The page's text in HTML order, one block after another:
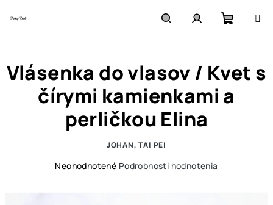
košík
Vlásenka do vlasov / Kvet s
čírymi kamienkami a
perličkou Elina
JOHAN, TAI PEI
Priemerné
Neohodnotené Podrobnosti hodnotenia